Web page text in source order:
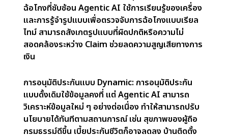
การรวมข้อมูลแบบเรียลไทม์:หนึ่งในคุณสมบัติเด่นของ
Agentic AI คือความสามารถในการประมวลผลข้อมูล
จากแหล่งต่าง ๆ แบบเรียลไทม์ เช่น อุปกรณ์ IoT,
ระบบเทเลมาติกส์, รายงานสภาพอากาศ หรือแม้แต่โซ
เชียลมีเดีย ข้อมูลที่เข้ามาอย่างต่อเนื่องช่วยให้บริษัท
ประกันปรับตัวได้ตามสภาพที่เปลี่ยนแปลง เช่น เบี้ย
ประกันรถยนต์สามารถปรับตามพฤติกรรมการขับขี่จริง
หรือประกันบ้านสามารถปรับตามพยากรณ์อากาศที่บ่งชี้
ความเสี่ยงเช่นน้ำท่วม